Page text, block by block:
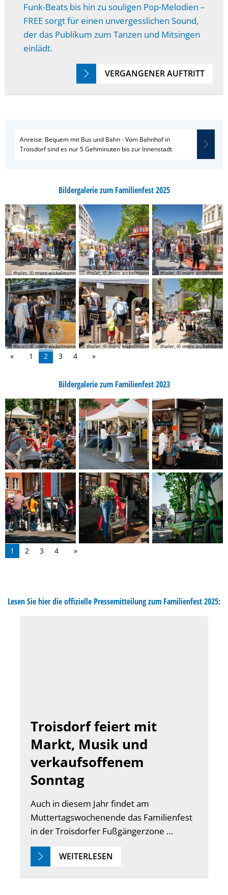
Funk-Beats bis hin zu souligen Pop-Melodien –
FREE sorgt für einen unvergesslichen Sound,
der das Publikum zum Tanzen und Mitsingen
einlädt.
VERGANGENER AUFTRITT
Anreise: Bequem mit Bus und Bahn - Vom Bahnhof in
Troisdorf sind es nur 5 Gehminuten bis zur Innenstadt
Bildergalerie zum Familienfest 2025
thaler, © marc eickelmann thaler, © marc eickelmann thaler, © marc eickelmann
thaler, © marc eickelmann thaler, © marc eickelmann thaler, © marc eickelmann
1 2 3 4
Bildergalerie zum Familienfest 2023
1 2 3 4
Lesen Sie hier die offizielle Pressemitteilung zum Familienfest 2025:
Troisdorf feiert mit
Markt, Musik und
verkaufsoffenem
Sonntag
Auch in diesem Jahr findet am
Muttertagswochenende das Familienfest
in der Troisdorfer Fußgängerzone …
WEITERLESEN